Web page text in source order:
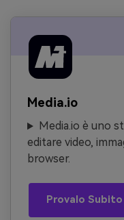
Media.io
Media.io è uno
editare video,
browser.
Provalo